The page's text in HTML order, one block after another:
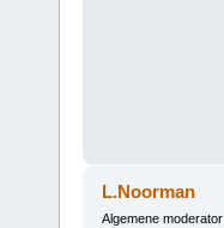
L.Noorman
Algemene moderator